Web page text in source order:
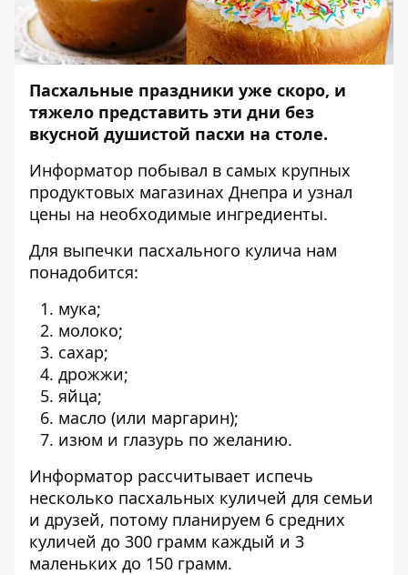
Пасхальные праздники уже скоро, и
тяжело представить эти дни без
вкусной душистой пасхи на столе.
Информатор побывал в самых крупных
продуктовых магазинах Днепра и узнал
цены на необходимые ингредиенты.
Для выпечки пасхального кулича нам
понадобится:
мука;
молоко;
сахар;
дрожжи;
яйца;
масло (или маргарин);
изюм и глазурь по желанию.
Информатор рассчитывает испечь
несколько пасхальных куличей для семьи
и друзей, потому планируем 6 средних
куличей до 300 грамм каждый и 3
маленьких до 150 грамм.